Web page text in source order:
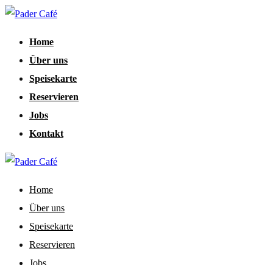
Home
Über uns
Speisekarte
Reservieren
Jobs
Kontakt
Home
Über uns
Speisekarte
Reservieren
Jobs